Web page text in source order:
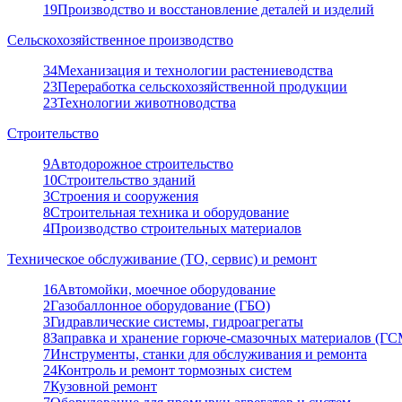
19Производство и восстановление деталей и изделий
Сельскохозяйственное производство
34Механизация и технологии растениеводства
23Переработка сельскохозяйственной продукции
23Технологии животноводства
Строительство
9Автодорожное строительство
10Строительство зданий
3Строения и сооружения
8Строительная техника и оборудование
4Производство строительных материалов
Техническое обслуживание (ТО, сервис) и ремонт
16Автомойки, моечное оборудование
2Газобаллонное оборудование (ГБО)
3Гидравлические системы, гидроагрегаты
8Заправка и хранение горюче-смазочных материалов
7Инструменты, станки для обслуживания и ремонта
24Контроль и ремонт тормозных систем
7Кузовной ремонт